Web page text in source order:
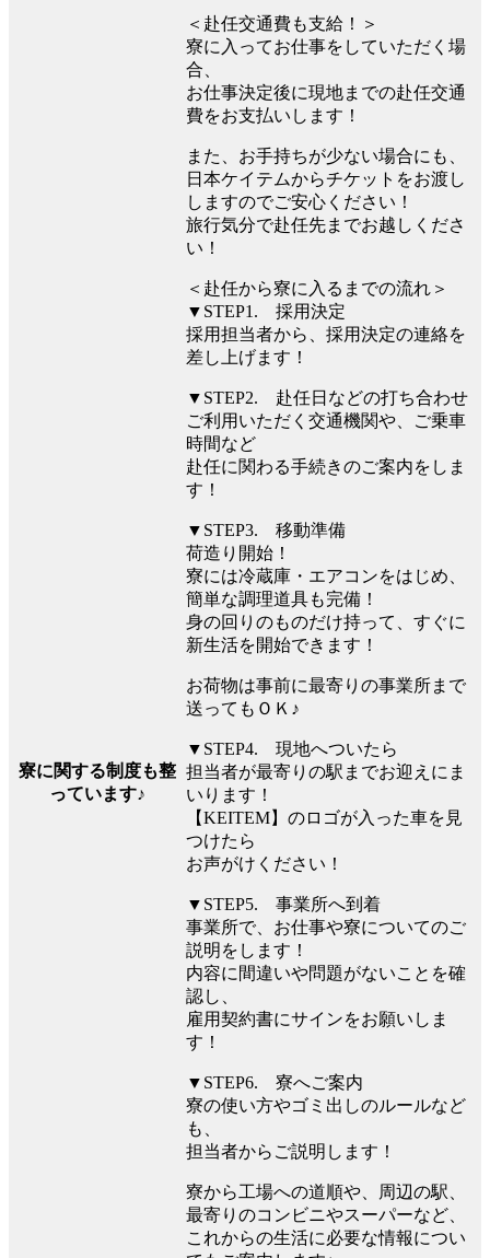
寮に関する制度も整
っています♪
＜赴任交通費も支給！＞
寮に入ってお仕事をしていただく場
合、
お仕事決定後に現地までの赴任交通
費をお支払いします！
また、お手持ちが少ない場合にも、
日本ケイテムからチケットをお渡し
しますのでご安心ください！
旅行気分で赴任先までお越しくださ
い！
＜赴任から寮に入るまでの流れ＞
▼STEP1. 採用決定
採用担当者から、採用決定の連絡を
差し上げます！
▼STEP2. 赴任日などの打ち合わせ
ご利用いただく交通機関や、ご乗車
時間など
赴任に関わる手続きのご案内をしま
す！
▼STEP3. 移動準備
荷造り開始！
寮には冷蔵庫・エアコンをはじめ、
簡単な調理道具も完備！
身の回りのものだけ持って、すぐに
新生活を開始できます！
お荷物は事前に最寄りの事業所まで
送ってもＯＫ♪
▼STEP4. 現地へついたら
担当者が最寄りの駅までお迎えにま
いります！
【KEITEM】のロゴが入った車を見
つけたら
お声がけください！
▼STEP5. 事業所へ到着
事業所で、お仕事や寮についてのご
説明をします！
内容に間違いや問題がないことを確
認し、
雇用契約書にサインをお願いしま
す！
▼STEP6. 寮へご案内
寮の使い方やゴミ出しのルールなど
も、
担当者からご説明します！
寮から工場への道順や、周辺の駅、
最寄りのコンビニやスーパーなど、
これからの生活に必要な情報につい